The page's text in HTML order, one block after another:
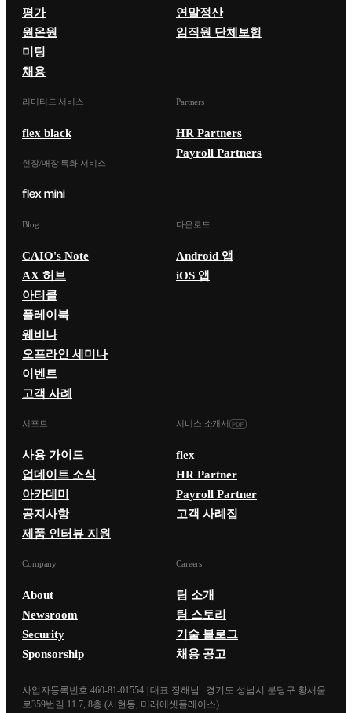
평가
원온원
미팅
채용
연말정산
임직원 단체보험
리미티드 서비스
flex black
현장/매장 특화 서비스
Partners
HR Partners
Payroll Partners
Blog
CAIO's Note
AX 허브
아티클
플레이북
웨비나
오프라인 세미나
이벤트
고객 사례
다운로드
Android 앱
iOS 앱
서포트
사용 가이드
업데이트 소식
아카데미
공지사항
제품 인터뷰 지원
서비스 소개서
flex
HR Partner
Payroll Partner
고객 사례집
Company
About
Newsroom
Security
Sponsorship
Careers
팀 소개
팀 스토리
기술 블로그
채용 공고
사업자등록번호 460-81-01554 대표 장해남
경기도 성남시 분당구 황새울
로359번길 11 7, 8층 (서현동, 미래에셋플레이스)